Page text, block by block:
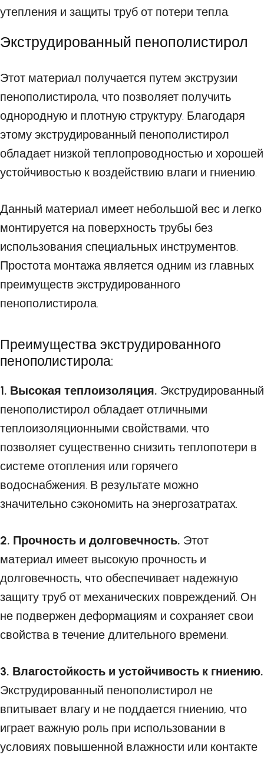
утепления и защиты труб от потери тепла.
Экструдированный пенополистирол
Этот материал получается путем экструзии
пенополистирола, что позволяет получить
однородную и плотную структуру. Благодаря
этому экструдированный пенополистирол
обладает низкой теплопроводностью и хорошей
устойчивостью к воздействию влаги и гниению.
Данный материал имеет небольшой вес и легко
монтируется на поверхность трубы без
использования специальных инструментов.
Простота монтажа является одним из главных
преимуществ экструдированного
пенополистирола.
Преимущества экструдированного
пенополистирола:
1. Высокая теплоизоляция. Экструдированный
пенополистирол обладает отличными
теплоизоляционными свойствами, что
позволяет существенно снизить теплопотери в
системе отопления или горячего
водоснабжения. В результате можно
значительно сэкономить на энергозатратах.
2. Прочность и долговечность. Этот
материал имеет высокую прочность и
долговечность, что обеспечивает надежную
защиту труб от механических повреждений. Он
не подвержен деформациям и сохраняет свои
свойства в течение длительного времени.
3. Влагостойкость и устойчивость к гниению.
Экструдированный пенополистирол не
впитывает влагу и не поддается гниению, что
играет важную роль при использовании в
условиях повышенной влажности или контакте